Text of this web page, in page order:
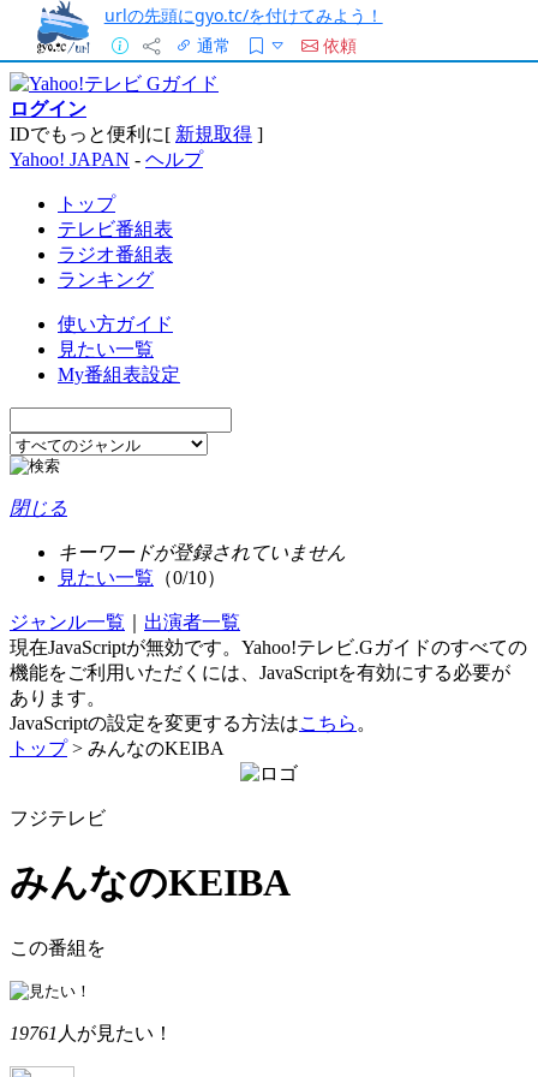
urlの先頭にgyo.tc/を付けてみよう！
通常
依頼